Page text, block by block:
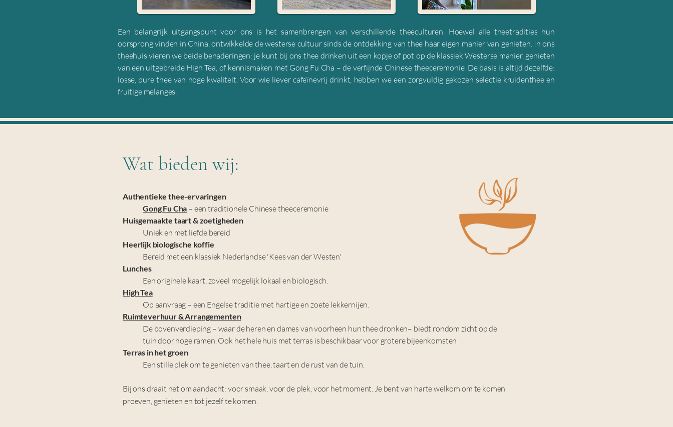
​​Een belangrijk uitgangspunt voor ons is het samenbrengen van verschillende theeculturen. Hoewel alle theetradities hun
oorsprong vinden in China, ontwikkelde de westerse cultuur sinds de ontdekking van thee haar eigen manier van genieten. In ons
theehuis vieren we beide benaderingen: je kunt bij ons thee drinken uit een kopje of pot op de klassiek Westerse manier, genieten
van een uitgebreide High Tea, of kennismaken met Gong Fu Cha – de verfijnde Chinese theeceremonie. De basis is altijd dezelfde:
losse, pure thee van hoge kwaliteit. Voor wie liever cafeïnevrij drinkt, hebben we een zorgvuldig gekozen selectie kruidenthee en
fruitige melanges.
Wat bieden wij:
Authentieke thee-ervaringen
Gong Fu Cha – een traditionele Chinese theeceremonie
Huisgemaakte taart & zoetigheden
Uniek en met liefde bereid
Heerlijk biologische koffie
Bereid met een klassiek Nederlandse 'Kees van der Westen'
Lunches
Een originele kaart, zoveel mogelijk lokaal en biologisch.
High Tea
Op aanvraag – een Engelse traditie met hartige en zoete lekkernijen.
Ruimteverhuur & Arrangementen
De bovenverdieping – waar de heren en dames van voorheen hun thee dronken– biedt rondom zicht op de
tuin door hoge ramen. Ook het hele huis met terras is beschikbaar voor grotere bijeenkomsten
Terras in het groen
Een stille plek om te genieten van thee, taart en de rust van de tuin.
Bij ons draait het om aandacht: voor smaak, voor de plek, voor het moment. Je bent van harte welkom om te komen
proeven, genieten en tot jezelf te komen.